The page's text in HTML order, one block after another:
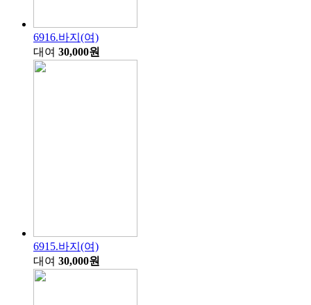
6916.바지(여)
대여 30,000원
6915.바지(여)
대여 30,000원